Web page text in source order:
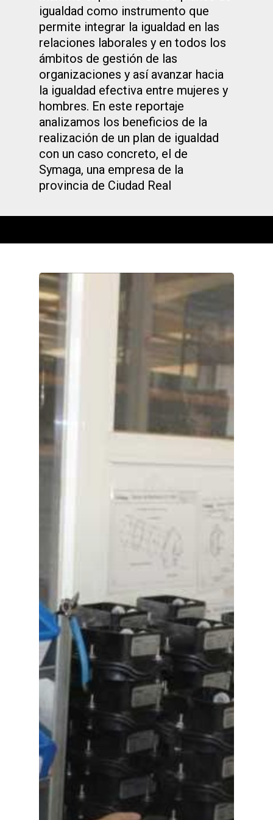
igualdad como instrumento que
permite integrar la igualdad en las
relaciones laborales y en todos los
ámbitos de gestión de las
organizaciones y así avanzar hacia
la igualdad efectiva entre mujeres y
hombres. En este reportaje
analizamos los beneficios de la
realización de un plan de igualdad
con un caso concreto, el de
Symaga, una empresa de la
provincia de Ciudad Real